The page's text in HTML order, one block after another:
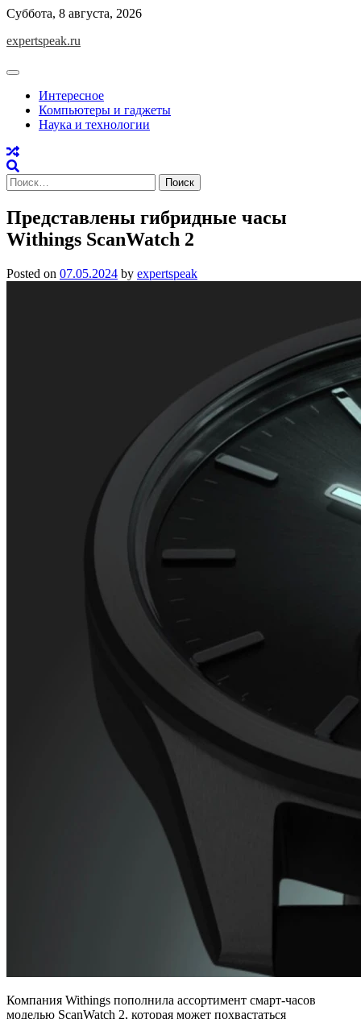
Skip
content
Суббота, 8 августа, 2026
expertspeak.ru
Интересное
Компьютеры и гаджеты
Наука и технологии
Найти:
Представлены гибридные часы
Withings ScanWatch 2
Posted on 07.05.2024 by expertspeak
Компания Withings пополнила ассортимент смарт-часов
моделью ScanWatch 2, которая может похвастаться